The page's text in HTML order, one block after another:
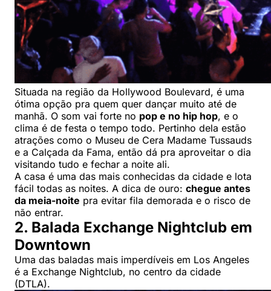
Situada na região da Hollywood Boulevard, é uma
ótima opção pra quem quer dançar muito até de
manhã. O som vai forte no pop e no hip hop, e o
clima é de festa o tempo todo. Pertinho dela estão
atrações como o Museu de Cera Madame Tussauds
e a Calçada da Fama, então dá pra aproveitar o dia
visitando tudo e fechar a noite ali.
A casa é uma das mais conhecidas da cidade e lota
fácil todas as noites. A dica de ouro: chegue antes
da meia-noite pra evitar fila demorada e o risco de
não entrar.
2. Balada Exchange Nightclub em
Downtown
Uma das baladas mais imperdíveis em Los Angeles
é a Exchange Nightclub, no centro da cidade
(DTLA).